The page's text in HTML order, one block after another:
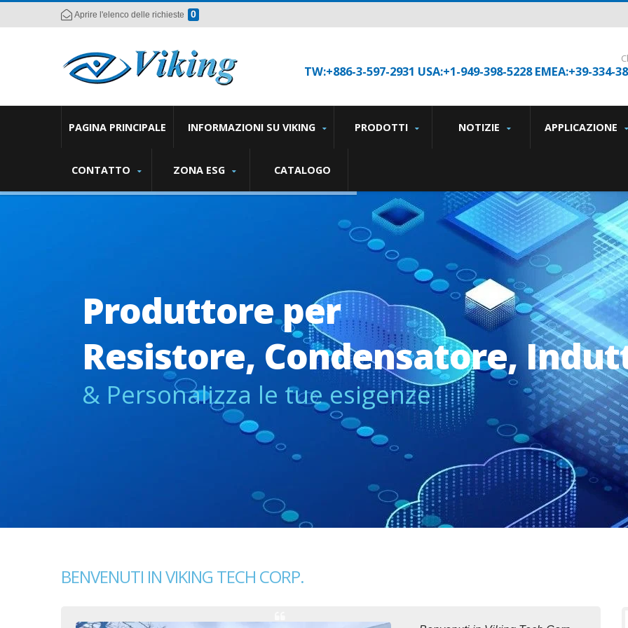
Aprire l'elenco delle richieste 0
TW:+886-3-597-2931 USA:+1-949-398-5228 EMEA:+39-334-
PAGINA PRINCIPALE INFORMAZIONI SU VIKING PRODOTTI NOTIZIE APPLICAZIONE
CONTATTO ZONA ESG CATALOGO
Produttore per
Resistore, Condensatore,
& Personalizza le tue esigenze
BENVENUTI IN VIKING TECH CORP.